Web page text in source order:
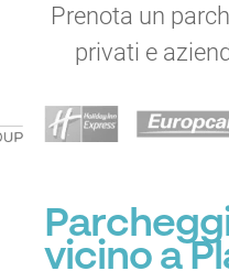
Prenota un
privati e
vicino a